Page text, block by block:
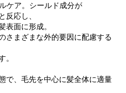
ケア。シールド成分が
反応し、
表面に形成。
さまざまな外的要因に配慮する
。
で、毛先を中心に髪全体に適量